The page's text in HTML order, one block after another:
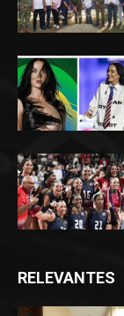
RELEVANTES